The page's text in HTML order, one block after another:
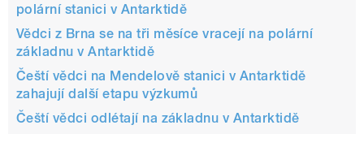
polární stanici v Antarktidě
Vědci z Brna se na tři měsíce vracejí na polární
základnu v Antarktidě
Čeští vědci na Mendelově stanici v Antarktidě
zahajují další etapu výzkumů
Čeští vědci odlétají na základnu v Antarktidě